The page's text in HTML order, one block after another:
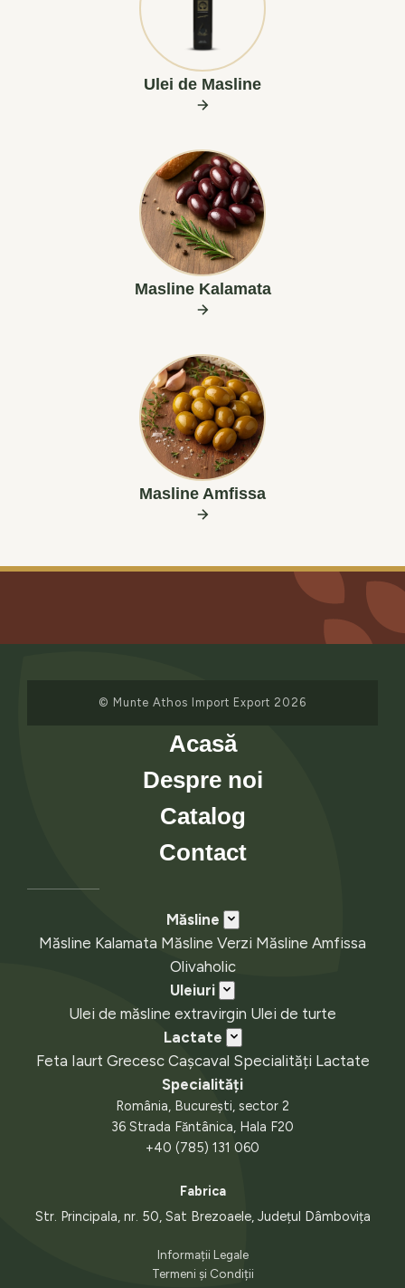
Ulei de Masline
Masline Kalamata
Masline Amfissa
© Munte Athos Import Export 2026
Acasă
Despre noi
Catalog
Contact
Măsline
Măsline Kalamata Măsline Verzi Măsline Amfissa
Olivaholic
Uleiuri
Ulei de măsline extravirgin Ulei de turte
Lactate
Feta Iaurt Grecesc Cașcaval Specialități Lactate
Specialități
România, București, sector 2
36 Strada Făntânica, Hala F20
+40 (785) 131 060
Fabrica
Str. Principala, nr. 50, Sat Brezoaele, Județul Dâmbovița
Informații Legale
Termeni și Condiții